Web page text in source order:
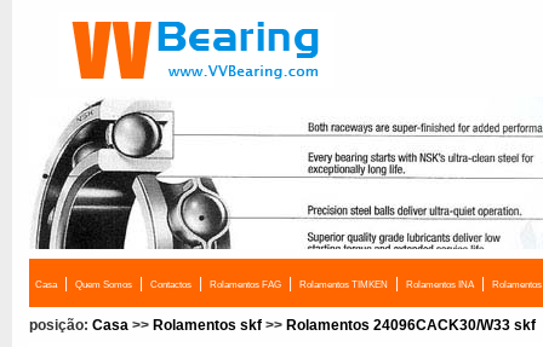
Casa Quem Somos Contactos Rolamentos FAG Rolamentos TIMKEN Rolamentos INA
posição: Casa >> Rolamentos skf >> Rolamentos 24096CACK30/W33 skf